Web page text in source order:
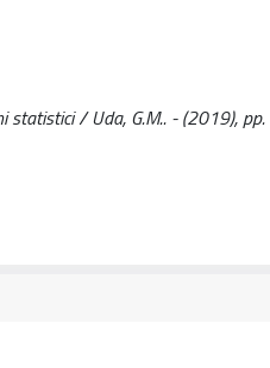
statistici / Uda, G.M.. - (2019), pp.